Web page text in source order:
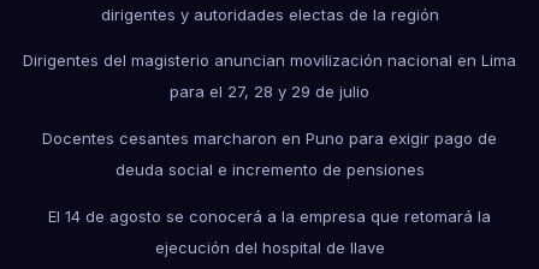
dirigentes y autoridades electas de la región
Dirigentes del magisterio anuncian movilización nacional en Lima
para el 27, 28 y 29 de julio
Docentes cesantes marcharon en Puno para exigir pago de
deuda social e incremento de pensiones
El 14 de agosto se conocerá a la empresa que retomará la
ejecución del hospital de Ilave